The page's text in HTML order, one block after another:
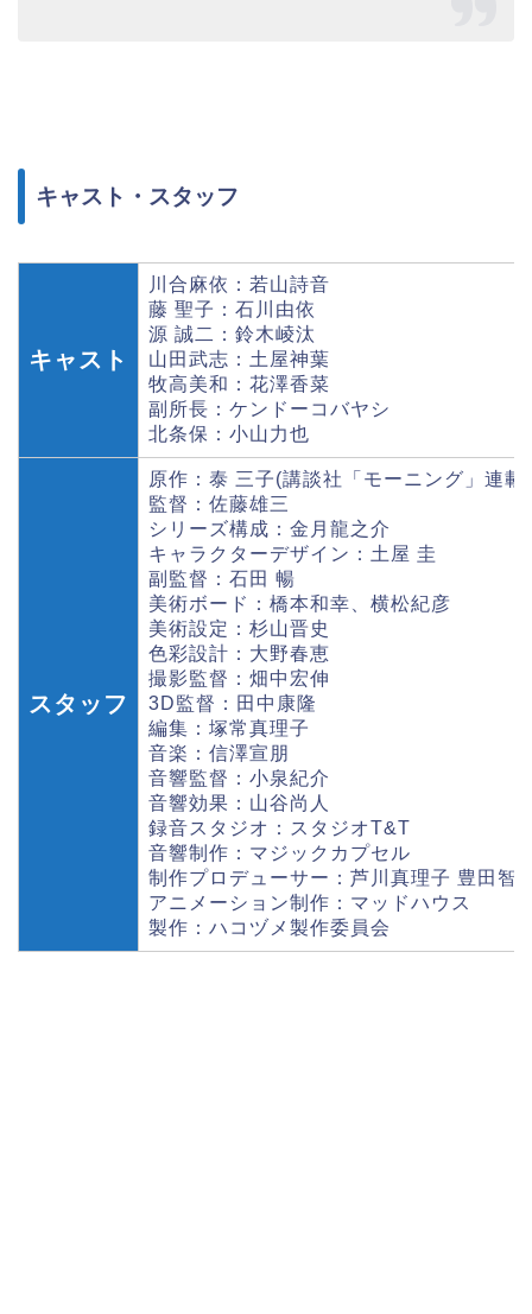
キャスト・スタッフ
キャスト
川合麻依：若山詩音
藤 聖子：石川由依
源 誠二：鈴木崚汰
山田武志：土屋神葉
牧高美和：花澤香菜
副所長：ケンドーコバヤシ
北条保：小山力也
スタッフ
原作：泰 三子(講談社「モーニング」連載)
監督：佐藤雄三
シリーズ構成：金月龍之介
キャラクターデザイン：土屋 圭
副監督：石田 暢
美術ボード：橋本和幸、横松紀彦
美術設定：杉山晋史
色彩設計：大野春恵
撮影監督：畑中宏伸
3D監督：田中康隆
編集：塚常真理子
音楽：信澤宣朋
音響監督：小泉紀介
音響効果：山谷尚人
録音スタジオ：スタジオT&T
音響制作：マジックカプセル
制作プロデューサー：芦川真理子 豊田智
アニメーション制作：マッドハウス
製作：ハコヅメ製作委員会